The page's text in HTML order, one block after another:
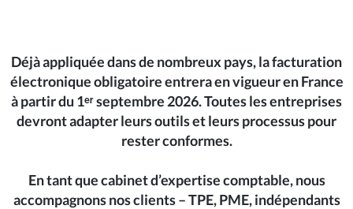
Votre secteur d’activité
Je suis entrepreneur
Je suis pharmacien
Déjà appliquée dans de nombreux pays, la facturation
électronique obligatoire entrera en vigueur en France
à partir du 1ᵉʳ septembre 2026. Toutes les entreprises
devront adapter leurs outils et leurs processus pour
rester conformes.
En tant que cabinet d’expertise comptable, nous
accompagnons nos clients – TPE, PME, indépendants